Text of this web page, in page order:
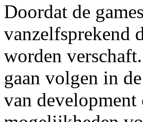
Doordat de
vanzelfsprekend
worden
gaan volgen in
van development